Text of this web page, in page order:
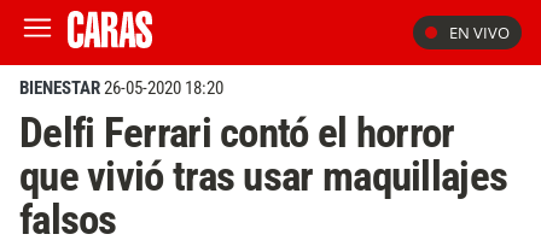
EN VIVO
BIENESTAR26-05-2020 18:20
Delfi Ferrari contó el horror
que vivió tras usar maquillajes
falsos